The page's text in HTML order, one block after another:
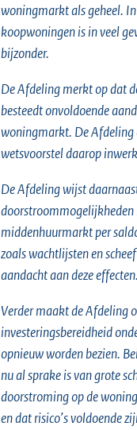
woningmarkt als geheel.
koopwoningen is in veel
bijzonder.
De Afdeling merkt op dat
besteedt onvoldoende
woningmarkt. De Afdeling
wetsvoorstel daarop
De Afdeling wijst
doorstroommogelijkheden
middenhuurmarkt per
zoals wachtlijsten en
aandacht aan deze effecten.
Verder maakt de Afdeling
investeringsbereidheid
opnieuw worden bezien.
nu al sprake is van grote
doorstroming op de
en dat risico’s voldoende